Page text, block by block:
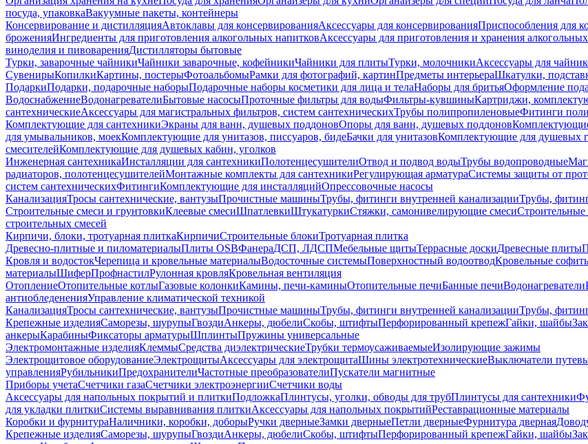
посуда, упаковкаВакуумные пакеты, контейнеры
Консервирование и дистилляцияАвтоклавы для консервированияАксессуары для консервированияПриспособления для
броженияИнгредиенты для приготовления алкогольных напитковАксессуары для приготовления и хранения
виноделия и пивоваренияДистилляторы бытовые
Турки, заварочные чайникиЧайники заварочные, кофейникиЧайники для плитыТурки, молочникиАксессуары для
СувенирыКопилкиКартины, постерыФотоальбомыРамки для фотографий, картинПредметы интерьераШкатулки,
ПодаркиПодарки, подарочные наборыПодарочные наборы косметики для лица и телаНаборы для бритьяОформление
ВодоснабжениеВодонагревателиБытовые насосыПроточные фильтры для водыФильтры-кувшиныКартриджи,
сантехническиеАксессуары для магистральных фильтров, систем сантехническихТрубы полипропиленовыеФитинги
Комплектующие для сантехникиЭкраны для ванн, душевых поддоновОпоры для ванн, душевых поддонов
для умывальников, моекКомплектующие для унитазов, писсуаров, бидеБачки для унитазовКомплектующие для душевых
смесителейКомплектующие для душевых кабин, уголков
Инженерная сантехникаИнсталляции для сантехникиПолотенцесушителиОтвод и подвод водыТрубы водопроводные
радиаторов, полотенцесушителейМонтажные комплекты для сантехникиРегулирующая арматураСистемы защиты от
систем сантехническихФитингиКомплектующие для инсталляцийОпрессовочные насосы
КанализацияТросы сантехнические, вантузыПрочистные машиныТрубы, фитинги внутренней канализацииТрубы,
Строительные смеси и грунтовкиКлеевые смесиШпатлевкиШтукатуркиСтяжки, самонивелирующие смесиСтроительные
строительных смесей
Кирпичи, блоки, тротуарная плиткаКирпичиСтроительные блокиТротуарная плитка
Древесно-плитные и пиломатериалыПлиты OSBФанераДСП, ЛДСПМебельные щитыТеррасные доскиДревесные плиты
Кровля и водостокЧерепица и кровельные материалыВодосточные системыПоверхностный водоотводКровельные
материалыШиферПрофнастилРулонная кровляКровельная вентиляция
ОтоплениеОтопительные котлыГазовые колонкиКамины, печи-каминыОтопительные печиБанные печиВодонагреватели
антиобледененияУправление климатической техникой
КанализацияТросы сантехнические, вантузыПрочистные машиныТрубы, фитинги внутренней канализацииТрубы,
Крепежные изделияСаморезы, шурупыГвоздиАнкеры, дюбелиСкобы, штифтыПерфорированный крепежГайки, шайбы
анкерыКарабиныФиксаторы арматурыШплинтыПружины универсальные
Электромонтажные изделияКлеммыСредства диэлектрическиеТрубки термоусаживаемыеИзолирующие зажимы
Электрощитовое оборудованиеЭлектрощитыАксессуары для электрощитаШины электротехническиеВыключатели
управленияРубильникиПредохранителиЧастотные преобразователиПускатели магнитные
Приборы учетаСчетчики газаСчетчики электроэнергииСчетчики воды
Аксессуары для напольных покрытий и плиткиПодложкаПлинтусы, уголки, обводы для трубПлинтусы для сантехники
для укладки плиткиСистемы выравнивания плиткиАксессуары для напольных покрытийРеставрационные материалы
Коробки и фурнитураНаличники, коробки, доборыРучки дверныеЗамки дверныеПетли дверныеФурнитура дверная
Крепежные изделияСаморезы, шурупыГвоздиАнкеры, дюбелиСкобы, штифтыПерфорированный крепежГайки, шайбы